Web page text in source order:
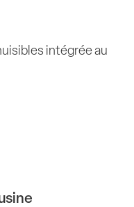
intégrée au